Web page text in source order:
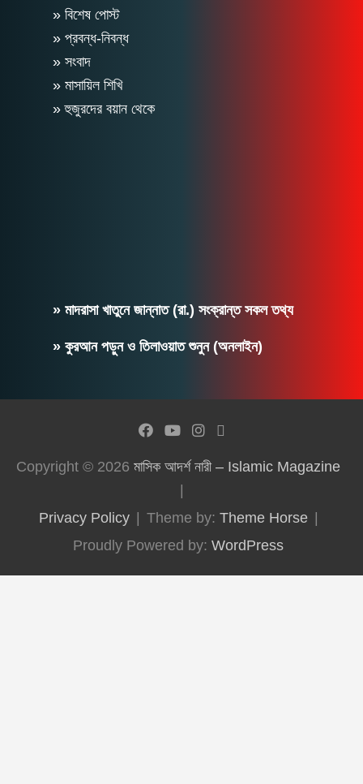
» বিশেষ পোস্ট
» প্রবন্ধ-নিবন্ধ
» সংবাদ
» মাসায়িল শিখি
» হুজুরদের বয়ান থেকে
» মাদরাসা খাতুনে জান্নাত (রা.) সংক্রান্ত সকল তথ্য
» কুরআন পড়ুন ও তিলাওয়াত শুনুন (অনলাইন)
Copyright © 2026 মাসিক আদর্শ নারী – Islamic Magazine
Privacy Policy Theme by: Theme Horse
Proudly Powered by: WordPress